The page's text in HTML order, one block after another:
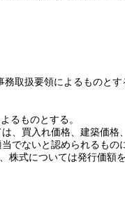
取扱要領によるものとす
るものとする。
、買入れ価格、建築価格
でないと認められるも
式については発行価額